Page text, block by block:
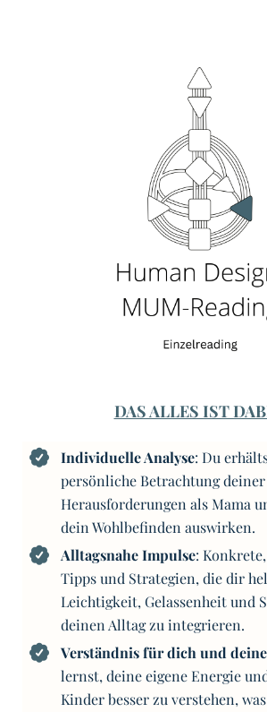
DAS ALLES IST
Individuelle Analyse: Du
persönliche Betrachtung
Herausforderungen als Mama
dein Wohlbefinden auswirken.
Alltagsnahe Impulse:
Tipps und Strategien, die dir
Leichtigkeit, Gelassenheit und
deinen Alltag zu integrieren.
Verständnis für dich und
lernst, deine eigene Energie
Kinder besser zu verstehen,